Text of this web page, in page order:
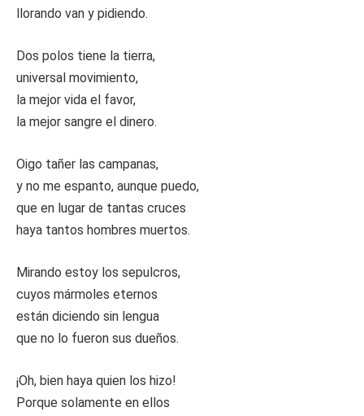
llorando van y pidiendo.
Dos polos tiene la tierra,
universal movimiento,
la mejor vida el favor,
la mejor sangre el dinero.
Oigo tañer las campanas,
y no me espanto, aunque puedo,
que en lugar de tantas cruces
haya tantos hombres muertos.
Mirando estoy los sepulcros,
cuyos mármoles eternos
están diciendo sin lengua
que no lo fueron sus dueños.
¡Oh, bien haya quien los hizo!
Porque solamente en ellos